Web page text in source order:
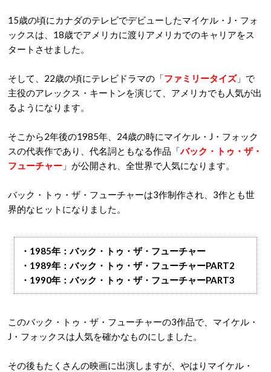
15歳の頃にカナダのテレビでデビューしたマイケル・J・フォ
ックスは、18歳でアメリカに渡りアメリカでのキャリアをス
タートさせました。
そして、22歳の頃にテレビドラマの「ファミリータイズ」で
主役のアレックス・キートンを演じて、アメリカでも人気が出
るようになります。
そこから2年後の1985年、24歳の時にマイケル・J・フォック
スの代表作であり、代名詞ともなる作品「バック・トゥ・ザ・
フューチャー 」が公開され、全世界で人気になります。
バック・トゥ・ザ・フューチャーは3作制作され、3作とも世
界的なヒットになりました。
・1985年：バック・トゥ・ザ・フューチャー
・1989年：バック・トゥ・ザ・フューチャーPART2
・1990年：バック・トゥ・ザ・フューチャーPART3
このバック・トゥ・ザ・フューチャーの3作品で、マイケル・
J・フォックスは人気を確かなものにしました。
その後もたくさんの映画に出演しますが、やはりマイケル・